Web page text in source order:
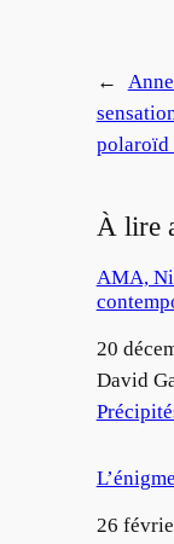
←
polaroïd
À lire
AMA,
Date
20
Auteur
David
Par
Date
26